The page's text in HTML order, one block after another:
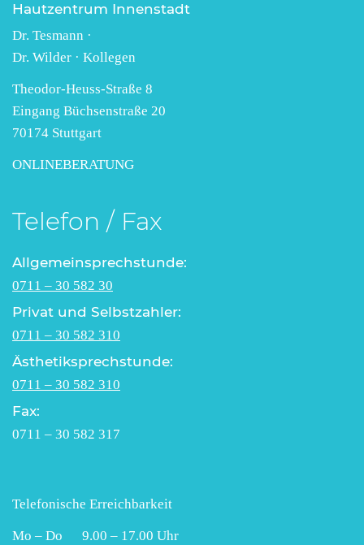
Hautzentrum Innenstadt
Dr. Tesmann ·
Dr. Wilder · Kollegen
Theodor-Heuss-Straße 8
Eingang Büchsenstraße 20
70174 Stuttgart
ONLINEBERATUNG
Telefon / Fax
Allgemeinsprechstunde:
0711 – 30 582 30
Privat und Selbstzahler:
0711 – 30 582 310
Ästhetiksprechstunde:
0711 – 30 582 310
Fax:
0711 – 30 582 317
Telefonische Erreichbarkeit
Mo – Do 9.00 – 17.00 Uhr